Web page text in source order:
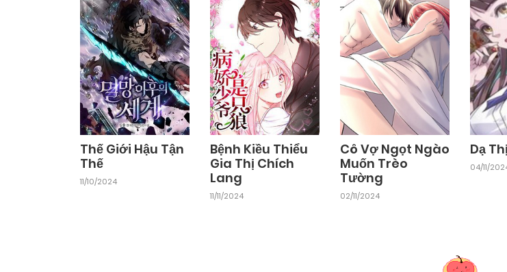
Thế Giới Hậu Tận
Thế
11/10/2024
Bệnh Kiều Thiểu
Gia Thị Chích
Lang
11/11/2024
Cô Vợ Ngọt Ngào
Muốn Trèo
Tường
02/11/2024
Dạ
04/11/